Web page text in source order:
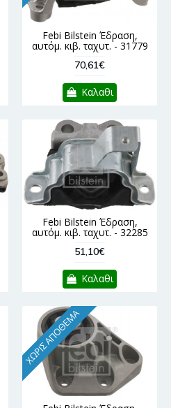
Febi Bilstein Έδραση,
αυτόμ. κιβ. ταχυτ. - 31779
70,61€
Καλαθι
Febi Bilstein Έδραση,
αυτόμ. κιβ. ταχυτ. - 32285
51,10€
Καλαθι
ΧΩΡΊΣ ΑΠΌΘΕΜΑ